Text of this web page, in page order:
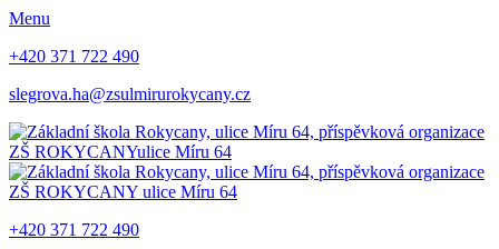
Menu
+420 371 722 490
slegrova.ha@zsulmirurokycany.cz
ZŠ ROKYCANYulice Míru 64
ZŠ ROKYCANY ulice Míru 64
+420 371 722 490